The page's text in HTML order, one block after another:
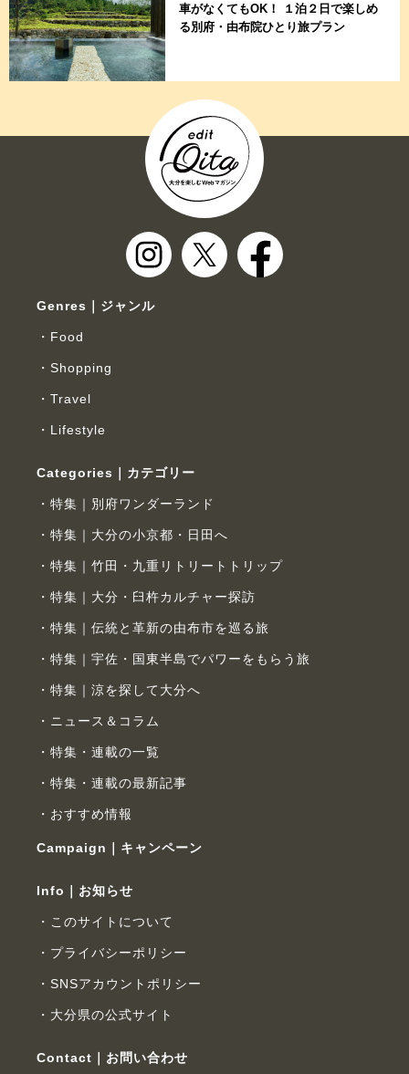
車がなくてもOK！ １泊２日で楽しめ
る別府・由布院ひとり旅プラン
Genres｜ジャンル
Food
Shopping
Travel
Lifestyle
Categories｜カテゴリー
特集｜別府ワンダーランド
特集｜大分の小京都・日田へ
特集｜竹田・九重リトリートトリップ
特集｜大分・臼杵カルチャー探訪
特集｜伝統と革新の由布市を巡る旅
特集｜宇佐・国東半島でパワーをもらう旅
特集｜涼を探して大分へ
ニュース＆コラム
特集・連載の一覧
特集・連載の最新記事
おすすめ情報
Campaign｜キャンペーン
Info｜お知らせ
このサイトについて
プライバシーポリシー
SNSアカウントポリシー
大分県の公式サイト
Contact｜お問い合わせ